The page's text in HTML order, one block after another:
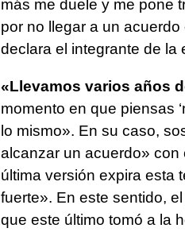
más me duele y me pone
por no llegar a un
declara el integrante de la
«Llevamos varios años
momento en que piensas
lo mismo». En su caso,
alcanzar un acuerdo»
última versión expira esta
fuerte». En este sentido,
que este último tomó a la